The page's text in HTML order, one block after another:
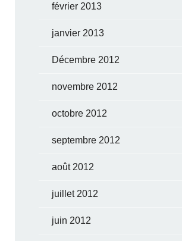
février 2013
janvier 2013
Décembre 2012
novembre 2012
octobre 2012
septembre 2012
août 2012
juillet 2012
juin 2012